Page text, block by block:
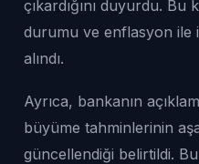
çıkardığını duyurdu.
durumu ve enflasyon ile
alındı.
Ayrıca, bankanın
büyüme tahminlerinin
güncellendiği belirtildi.